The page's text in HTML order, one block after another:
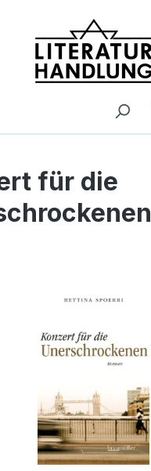
für die
überspringen